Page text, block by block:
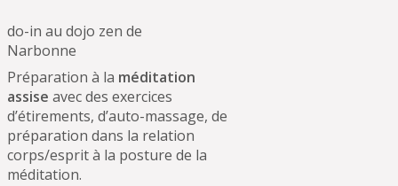
do-in au dojo zen de
Narbonne
Préparation à la méditation
assise avec des exercices
d’étirements, d’auto-massage, de
préparation dans la relation
corps/esprit à la posture de la
méditation.